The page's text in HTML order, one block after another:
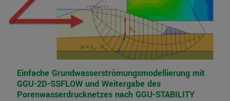
Einfache Grundwasserströmungsmodellierung mit
GGU-2D-SSFLOW und Weitergabe des
Porenwasserdrucknetzes nach GGU-STABILITY